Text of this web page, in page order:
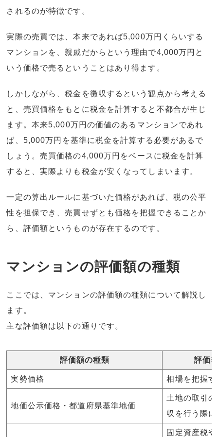
されるのが特徴です。
実際の売買では、本来であれば5,000万円くらいする
マンションを、親戚だからという理由で4,000万円と
いう価格で売るということはあり得ます。
しかしながら、税金を徴収するという観点から考える
と、売買価格をもとに税金を計算すると不都合が生じ
ます。本来5,000万円の価値のあるマンションであれ
ば、5,000万円を基準に税金を計算する必要があるで
しょう。売買価格の4,000万円をベースに税金を計算
すると、実際よりも税金が安くなってしまいます。
一定の算出ルールに基づいた価格があれば、税の公平
性を担保でき、売買せずとも価格を把握できることか
ら、評価額というものが存在するのです。
マンションの評価額の種類
ここでは、マンションの評価額の種類について解説し
ます。
主な評価額は以下の通りです。
評価額の種類 評価
実勢価格 相場を把握
地価公示価格・都道府県基準地価
土地の取引
収を行う際
固定資産税